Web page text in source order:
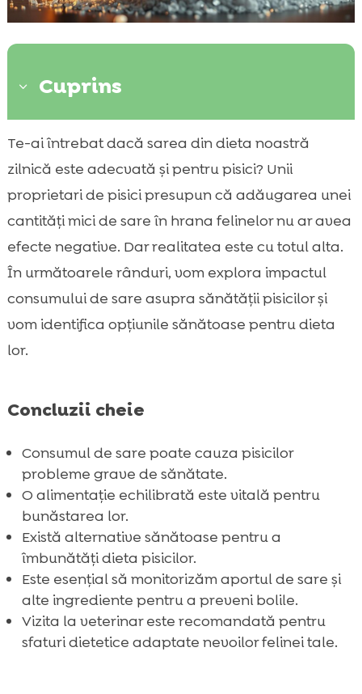
3 Cuprins
 Importanța alimentației corecte pentru
pisici
Ce este sarea și de ce este folosită?
Riscurile consumului de sare pentru pisici
Poate pisica mea să mănânce sare?
Ce cantitate de sare este sigură pentru
Alimente și mâncăruri periculoase pentru
pisici
Ce să faci dacă pisica ta a consumat sare
pentru pisici
 Beneficiile unei diete echilibrate
 Opțiuni de hrană sănătoasă pentru pisici
 Cât de des trebuie să ne hrănim pisica
Concluzie
 FAQ
Te-ai întrebat dacă sarea din dieta noastră
zilnică este adecvată și pentru pisici? Unii
proprietari de pisici presupun că adăugarea unei
cantități mici de sare în hrana felinelor nu ar avea
efecte negative. Dar realitatea este cu totul alta.
În următoarele rânduri, vom explora impactul
consumului de sare asupra sănătății pisicilor și
vom identifica opțiunile sănătoase pentru dieta
lor.
Concluzii cheie
Consumul de sare poate cauza pisicilor
probleme grave de sănătate.
O alimentație echilibrată este vitală pentru
bunăstarea lor.
Există alternative sănătoase pentru a
îmbunătăți dieta pisicilor.
Este esențial să monitorizăm aportul de sare și
alte ingrediente pentru a preveni bolile.
Vizita la veterinar este recomandată pentru
sfaturi dietetice adaptate nevoilor felinei tale.